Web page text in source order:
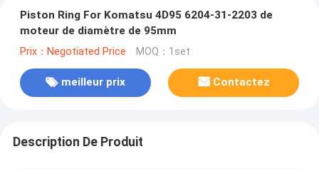
Piston Ring For Komatsu 4D95 6204-31-2203 de
moteur de diamètre de 95mm
Prix：Negotiated Price MOQ：1set
meilleur prix Contactez
Description De Produit